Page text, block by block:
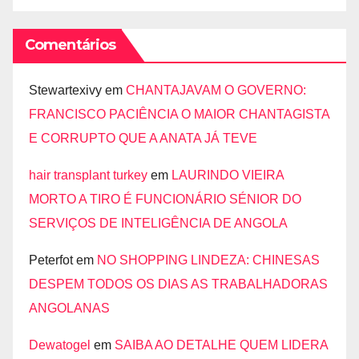
Comentários
Stewartexivy em CHANTAJAVAM O GOVERNO:
FRANCISCO PACIÊNCIA O MAIOR CHANTAGISTA
E CORRUPTO QUE A ANATA JÁ TEVE
hair transplant turkey em LAURINDO VIEIRA
MORTO A TIRO É FUNCIONÁRIO SÉNIOR DO
SERVIÇOS DE INTELIGÊNCIA DE ANGOLA
Peterfotem NO SHOPPING LINDEZA: CHINESAS
DESPEM TODOS OS DIAS AS TRABALHADORAS
ANGOLANAS
Dewatogel em SAIBA AO DETALHE QUEM LIDERA